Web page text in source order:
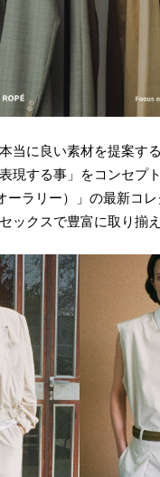
当に良い素材を提案す
現する事」をコンセプ
ーラリー）」の最新コ
ックスで豊富に取り揃え